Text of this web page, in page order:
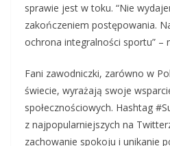
sprawie jest w toku. “Nie
zakończeniem postępowania.
ochrona integralności sportu” –
Fani zawodniczki, zarówno w
świecie, wyrażają swoje
społecznościowych. Hashtag
z najpopularniejszych na
zachowanie spokoju i unikanie